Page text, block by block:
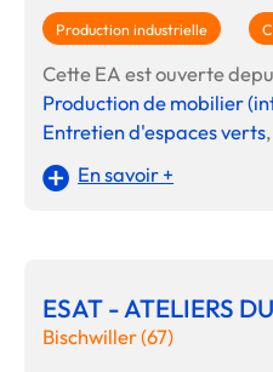
Production industrielle
Cette EA est ouverte
Production de mobilier
Entretien d'espaces verts,
En savoir +
ESAT - ATELIERS
Bischwiller (67)